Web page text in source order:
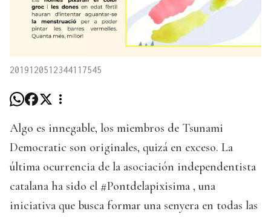
2019120512344117545
Algo es innegable, los miembros de Tsunami
Democratic son originales, quizá en exceso. La
última ocurrencia de la asociación independentista
catalana ha sido el #Pontdelapixisima , una
iniciativa que busca formar una senyera en todas las